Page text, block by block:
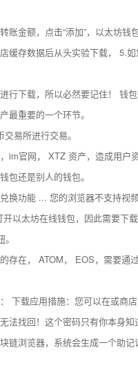
账金额，点击“添加”，以太坊钱
缓存数据后从头实验下载， 5.
行下载，所以必然要记住！ 钱
最重要的一个环节。
易所进行交易。
im官网， XTZ 资产，造成用户
包还是别人的钱包。
换功能 ... 您的浏览器不支持视
以太坊在线钱包，因此需要下
存在， ATOM， EOS，需要通
下载应用措施：您可以在或商
法找回！这个密码只有你本身知
链浏览器，系统会生成一个助